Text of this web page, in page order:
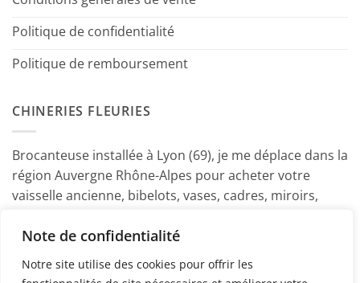
Note de confidentialité
Notre site utilise des cookies pour offrir les
Politique de confidentialité
Politique de remboursement
CHINERIES FLEURIES
Brocanteuse installée à Lyon (69), je me déplace dans la
région Auvergne Rhône-Alpes pour acheter votre
vaisselle ancienne, bibelots, vases, cadres, miroirs,
Marine